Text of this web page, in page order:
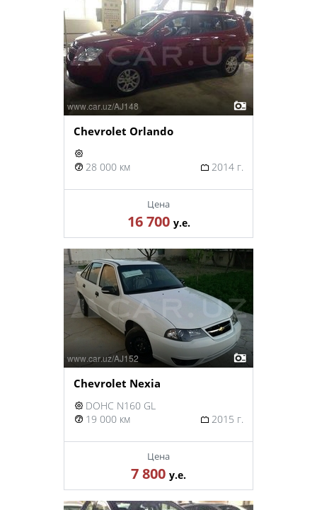
Chevrolet Orlando
28 000 км 2014 г.
Цена
16 700 у.е.
Chevrolet Nexia
DOHC N160 GL
19 000 км
2015 г.
Цена
7 800 у.е.